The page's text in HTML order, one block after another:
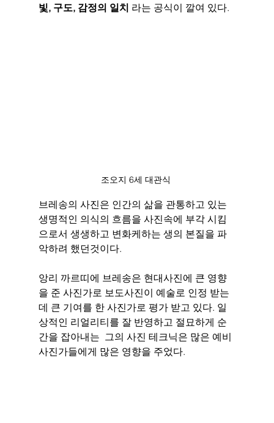
빛, 구도, 감정의 일치 라는 공식이 깔여 있다.
조오지 6세 대관식
브레송의 사진은 인간의 삶을 관통하고 있는
생명적인 의식의 흐름을 사진속에 부각 시킴
으로서 생생하고 변화케하는 생의 본질을 파
악하려 했던것이다.
앙리 까르띠에 브레송은 현대사진에 큰 영향
을 준 사진가로 보도사진이 예술로 인정 받는
데 큰 기여를 한 사진가로 평가 받고 있다. 일
상적인 리얼리티를 잘 반영하고 절묘하게 순
간을 잡아내는  그의 사진 테크닉은 많은 예비
사진가들에게 많은 영향을 주었다.